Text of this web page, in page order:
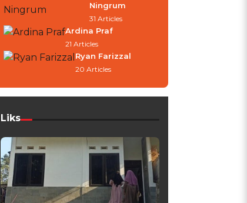
Ningrum
31 Articles
Ardina Praf
21 Articles
Ryan Farizzal
20 Articles
Liks